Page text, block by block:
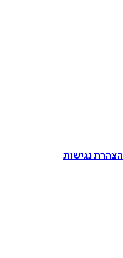
הצהרת נגישות